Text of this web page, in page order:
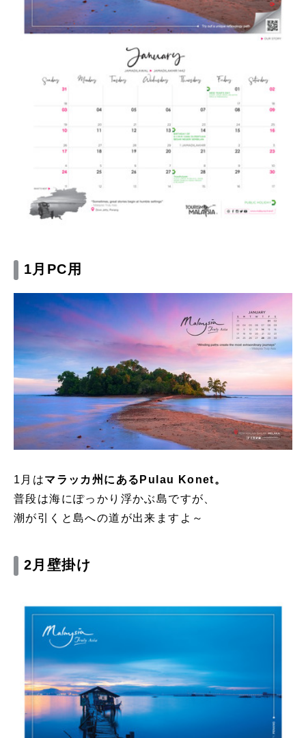
1月PC用
1月はマラッカ州にあるPulau Konet。
普段は海にぽっかり浮かぶ島ですが、
潮が引くと島への道が出来ますよ～
2月壁掛け